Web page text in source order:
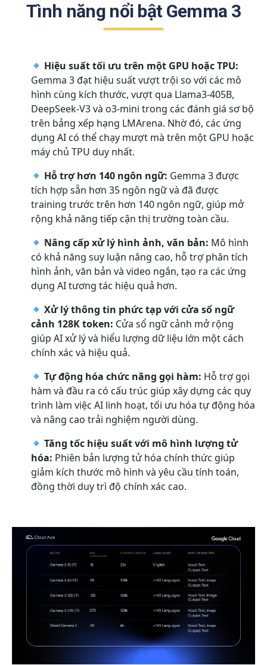
Tình năng nổi bật Gemma 3
Hiệu suất tối ưu trên một GPU hoặc TPU:
Gemma 3 đạt hiệu suất vượt trội so với các mô
hình cùng kích thước, vượt qua Llama3-405B,
DeepSeek-V3 và o3-mini trong các đánh giá sơ bộ
trên bảng xếp hạng LMArena. Nhờ đó, các ứng
dụng AI có thể chạy mượt mà trên một GPU hoặc
máy chủ TPU duy nhất.
Hỗ trợ hơn 140 ngôn ngữ: Gemma 3 được
tích hợp sẵn hơn 35 ngôn ngữ và đã được
training trước trên hơn 140 ngôn ngữ, giúp mở
rộng khả năng tiếp cận thị trường toàn cầu.
Nâng cấp xử lý hình ảnh, văn bản: Mô hình
có khả năng suy luận nâng cao, hỗ trợ phân tích
hình ảnh, văn bản và video ngắn, tạo ra các ứng
dụng AI tương tác hiệu quả hơn.
Xử lý thông tin phức tạp với cửa sổ ngữ
cảnh 128K token: Cửa sổ ngữ cảnh mở rộng
giúp AI xử lý và hiểu lượng dữ liệu lớn một cách
chính xác và hiệu quả.
Tự động hóa chức năng gọi hàm: Hỗ trợ gọi
hàm và đầu ra có cấu trúc giúp xây dựng các quy
trình làm việc AI linh hoạt, tối ưu hóa tự động hóa
và nâng cao trải nghiệm người dùng.
Tăng tốc hiệu suất với mô hình lượng tử
hóa: Phiên bản lượng tử hóa chính thức giúp
giảm kích thước mô hình và yêu cầu tính toán,
đồng thời duy trì độ chính xác cao.